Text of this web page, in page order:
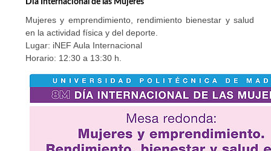
Dia Internacional de las Mujeres
Mujeres y emprendimiento, rendimiento bienestar y salud
en la actividad física y del deporte.
Lugar: iNEF Aula Internacional
Horario: 12:30 a 13:30 h.